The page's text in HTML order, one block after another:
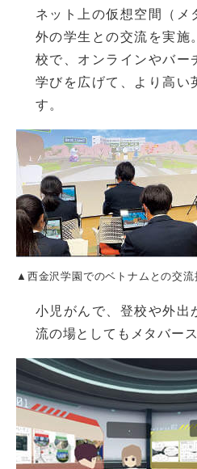
▲西金沢学園でのベトナムとの交流
ネット上の仮想空間（メ
外の学生との交流を実施
校で、オンラインやバー
学びを広げて、より高い
す。
小児がんで、登校や外出
流の場としてもメタバー